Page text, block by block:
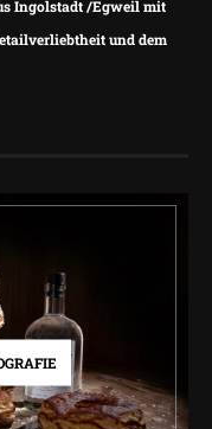
Ingolstadt /Egweil mit
und dem